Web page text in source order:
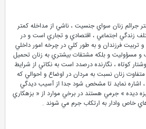
زنان سواي جنسيت ، ناشي از مداخله كمتر
زندگي اجتماعي ، اقتصادي و تجاري است و در
تربيت فرزندان و به طور كلي در چرخه امور داخلي
و مسؤوليت و بلكه مشتقات بيشتري به زنان تحميل
كوتاه ، نگارنده درصدد است به نكاتي از شرايط
زنان نسبت به مردان در اوضاع و احوالي كه
نمايد تا مشخص شود جدا از آسيب ديدگي
ديده » جرمي هستند در برخي موارد از « بزهكاري
خاص وادار به ارتكاب جرم مي شوند .